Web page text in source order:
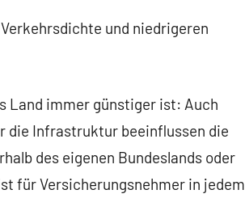
und niedrigeren
Land immer günstiger ist: Auch
die Infrastruktur beeinflussen die
des eigenen Bundeslands oder
für Versicherungsnehmer in jedem